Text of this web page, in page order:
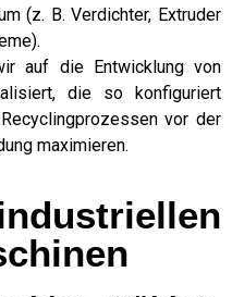
(z. B. Verdichter, Extruder
auf die Entwicklung von
die so konfiguriert
vor der
maximieren.